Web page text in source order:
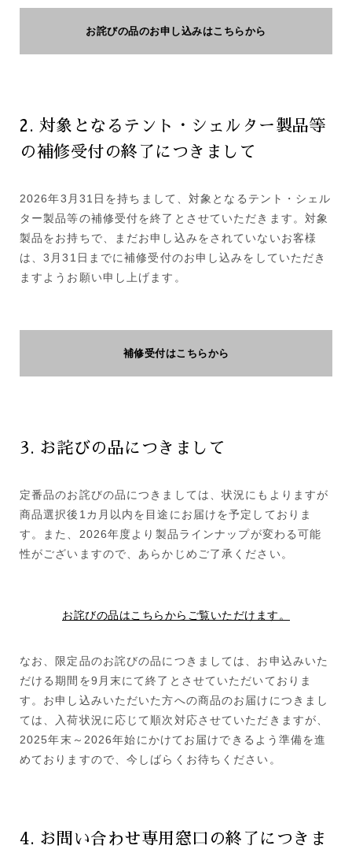
お詫びの品のお申し込みはこちらから
2. 対象となるテント・シェルター製品等
の補修受付の終了につきまして
2026年3月31日を持ちまして、対象となるテント・シェル
ター製品等の補修受付を終了とさせていただきます。対象
製品をお持ちで、まだお申し込みをされていないお客様
は、3月31日までに補修受付のお申し込みをしていただき
ますようお願い申し上げます。
補修受付はこちらから
3. お詫びの品につきまして
定番品のお詫びの品につきましては、状況にもよりますが
商品選択後1カ月以内を目途にお届けを予定しておりま
す。また、2026年度より製品ラインナップが変わる可能
性がございますので、あらかじめご了承ください。
お詫びの品はこちらからご覧いただけます。
なお、限定品のお詫びの品につきましては、お申込みいた
だける期間を9月末にて終了とさせていただいておりま
す。お申し込みいただいた方への商品のお届けにつきまし
ては、入荷状況に応じて順次対応させていただきますが、
2025年末～2026年始にかけてお届けできるよう準備を進
めておりますので、今しばらくお待ちください。
4. お問い合わせ専用窓口の終了につきま